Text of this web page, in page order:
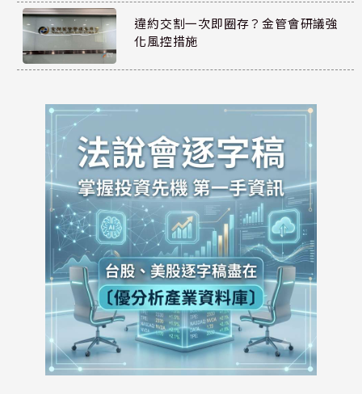
違約交割一次即圈存？金管會研議強
化風控措施